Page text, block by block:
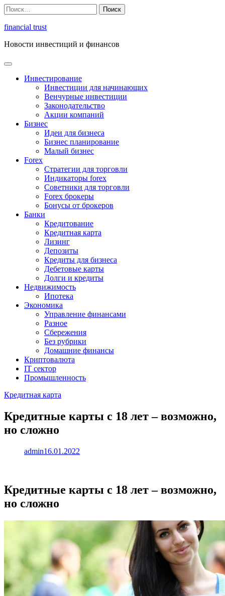
Перейти
к
содержимому
Найти:
financial trust
Новости инвестиций и финансов
Инвестирование
Инвестиции для начинающих
Венчурные инвестиции
Законодательство
Акции компаний
Бизнес
Идеи для бизнеса
Бизнес планирование
Малый бизнес
Forex
Стратегии для торговли
Индикаторы forex
Советники для торговли
Forex брокеры
Бонусы от брокеров
Банки
Кредитование
Кредитная карта
Лизинг
Депозиты
Кредиты для бизнеса
Дебетовые карты
Долги и кредиты
Недвижимость
Ипотека
Экономика
Управление финансами
Разное
Сбережения
Без рубрики
Домашние финансы
Криптовалюта
IT сектор
Промышленность
Кредитная карта
Кредитные карты с 18 лет – возможно,
но сложно
admin16.01.2022
Кредитные карты с 18 лет – возможно,
но сложно